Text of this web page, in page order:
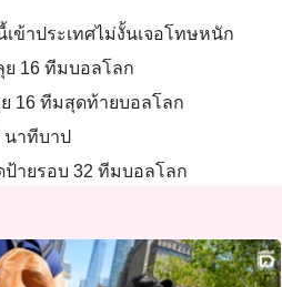
ข้าประเทศไม่งั้นเจอโทษหนัก
ย 16 ทีมบอลโลก
ย 16 ทีมสุดท้ายบอลโลก
นาทีบาป
ป้ายรอบ 32 ทีมบอลโลก